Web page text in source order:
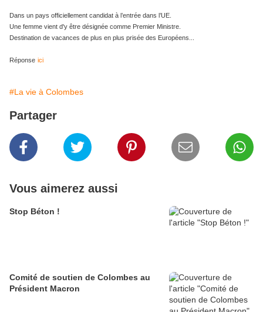
Dans un pays officiellement candidat à l’entrée dans l’UE.
Une femme vient d'y être désignée comme Premier Ministre.
Destination de vacances de plus en plus prisée des Européens...
Réponse ici
#La vie à Colombes
Partager
Vous aimerez aussi
Stop Béton !
Comité de soutien de Colombes au
Président Macron